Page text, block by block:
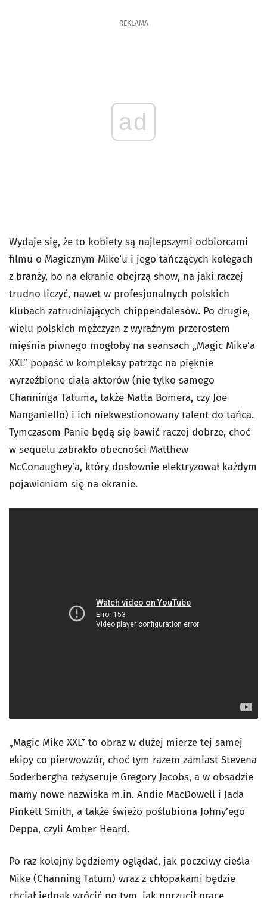
REKLAMA
ad
Wydaje się, że to kobiety są najlepszymi odbiorcami
filmu o Magicznym Mike’u i jego tańczących kolegach
z branży, bo na ekranie obejrzą show, na jaki raczej
trudno liczyć, nawet w profesjonalnych polskich
klubach zatrudniających chippendalesów. Po drugie,
wielu polskich mężczyzn z wyraźnym przerostem
mięśnia piwnego mogłoby na seansach „Magic Mike’a
XXL” popaść w kompleksy patrząc na pięknie
wyrzeźbione ciała aktorów (nie tylko samego
Channinga Tatuma, także Matta Bomera, czy Joe
Manganiello) i ich niekwestionowany talent do tańca.
Tymczasem Panie będą się bawić raczej dobrze, choć
w sequelu zabrakło obecności Matthew
McConaughey’a, który dosłownie elektryzował każdym
pojawieniem się na ekranie.
„Magic Mike XXL” to obraz w dużej mierze tej samej
ekipy co pierwowzór, choć tym razem zamiast Stevena
Soderbergha reżyseruje Gregory Jacobs, a w obsadzie
mamy nowe nazwiska m.in. Andie MacDowell i Jada
Pinkett Smith, a także świeżo poślubiona Johny’ego
Deppa, czyli Amber Heard.
Po raz kolejny będziemy oglądać, jak poczciwy cieśla
Mike (Channing Tatum) wraz z chłopakami będzie